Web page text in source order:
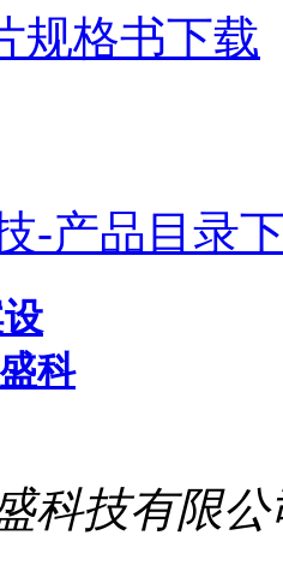
规格书下载
-产品目录
科技有限公